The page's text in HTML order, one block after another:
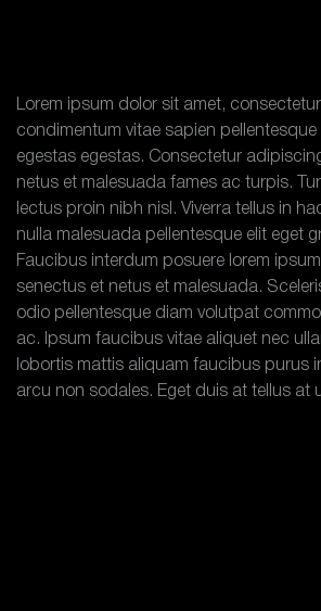
Lorem ipsum dolor sit amet,
condimentum vitae sapien
egestas egestas. Consectetur
netus et malesuada fames ac turpis.
lectus proin nibh nisl. Viverra tellus in
nulla malesuada pellentesque elit eget
Faucibus interdum posuere lorem
senectus et netus et malesuada.
odio pellentesque diam volutpat
ac. Ipsum faucibus vitae aliquet nec
lobortis mattis aliquam faucibus purus
arcu non sodales. Eget duis at tellus at